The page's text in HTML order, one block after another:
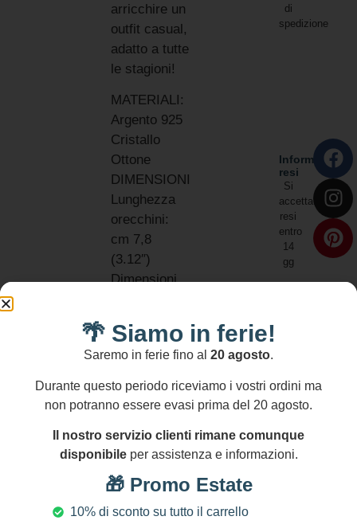
arricchire un
outfit casual,
adatto a tutte
le stagioni!
MATERIALI:
Argento 925
Cristallo
Ottone
DIMENSIONI
Lunghezza
orecchini:
cm 7,8
(3.12″)
Dimensioni
1.6″)
NICHEL AND
LEAD FREE
di
spedizione
Informativa
resi
Si
accettano
resi
entro
14
gg
Prodotti Correlati
🌴 Siamo in ferie!
Saremo in ferie fino al 20 agosto.
Durante questo periodo riceviamo i vostri ordini ma
non potranno essere evasi prima del 20 agosto.
Il nostro servizio clienti rimane comunque
disponibileper assistenza e informazioni.
🎁 Promo Estate
10% di sconto su tutto il carrello